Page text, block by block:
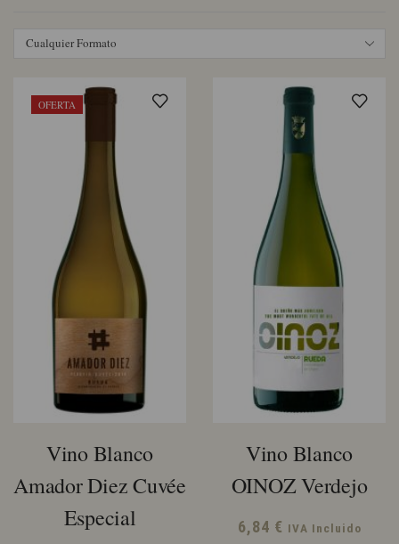
Cualquier Formato
OFERTA
Vino Blanco
Amador Diez Cuvée
Especial
Vino Blanco
OINOZ Verdejo
6,84 € IVA Incluido